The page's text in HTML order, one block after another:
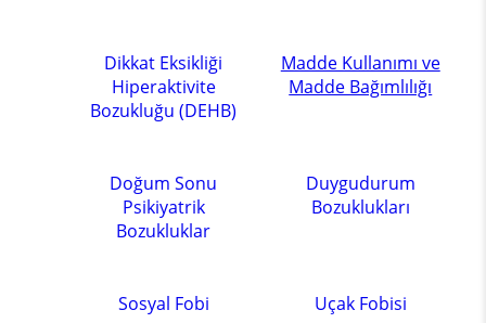
Dikkat Eksikliği
Hiperaktivite
Bozukluğu (DEHB)
Madde Kullanımı ve
Madde Bağımlılığı
Doğum Sonu
Psikiyatrik
Bozukluklar
Duygudurum
Bozuklukları
Sosyal Fobi Uçak Fobisi